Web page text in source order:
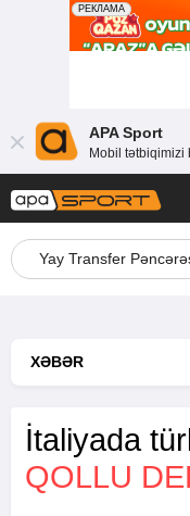
APA Sport
Mobil tətbiqimizi
Yay Transfer
XƏBƏR
İtaliyada
QOLLU